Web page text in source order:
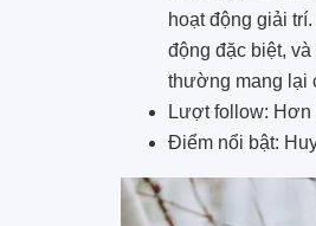
hoạt động giải
động đặc biệt,
thường mang lại
Lượt follow: Hơn
Điểm nổi bật: